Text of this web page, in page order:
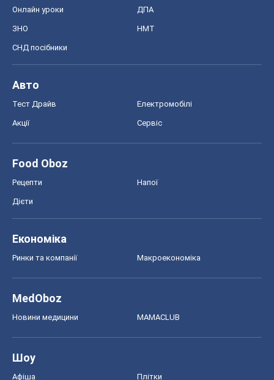
Онлайн уроки ДПА
ЗНО НМТ
СНД посібники
Авто
Тест Драйв Електромобілі
Акції Сервіс
Food Oboz
Рецепти Напої
Дієти
Економіка
Ринки та компанії Макроекономіка
MedOboz
Новини медицини MAMACLUB
Шоу
Афіша Плітки